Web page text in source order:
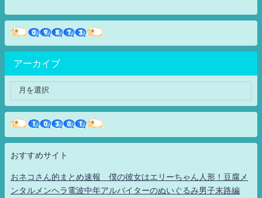
アーカイブ
おすすめサイト
おネコさん的まとめ速報 僕の彼女はエリーちゃん人形！豆腐メ
ンタルメンヘラ電波中年アルバイターのぬいぐるみ男子末路編